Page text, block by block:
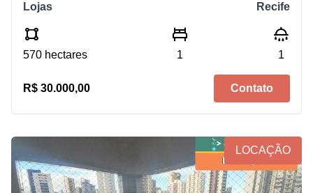
Lojas Recife
570 hectares 1 1
R$ 30.000,00 Contato
LOCAÇÃO